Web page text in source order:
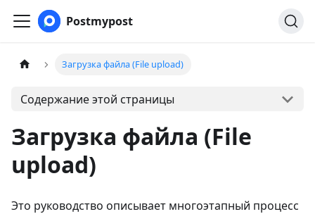
Postmypost
Загрузка файла (File upload)
Содержание этой страницы
Загрузка файла (File
upload)
Это руководство описывает многоэтапный процесс